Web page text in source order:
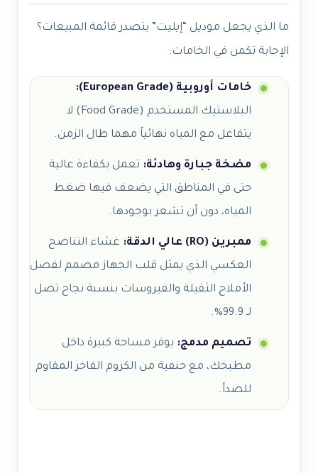
ما الذي يجعل موديل “إيليت” يتصدر قائمة المبيعات؟
الإجابة تكمن في الخامات:
خامات أوروبية (European Grade):
البلاستيك المستخدم (Food Grade) لا
يتفاعل مع المياه نهائياً مهما طال الزمن.
مضخة جبارة وهادئة: تعمل بكفاءة عالية
حتى في المناطق التي يضعف فيها ضغط
المياه، دون أن تشعر بوجودها.
ممبرين (RO) عالي الدقة:
غشاء التناضح
العكسي الذي يمثل قلب الجهاز مصمم لفصل
الأملاح الثقيلة والفيروسات بنسبة نجاح تصل
لـ 99.9%.
تصميم مدمج: يوفر مساحة كبيرة داخل
مطبخك، مع حنفية من الكروم الفاخر المقاوم
للصدأ.